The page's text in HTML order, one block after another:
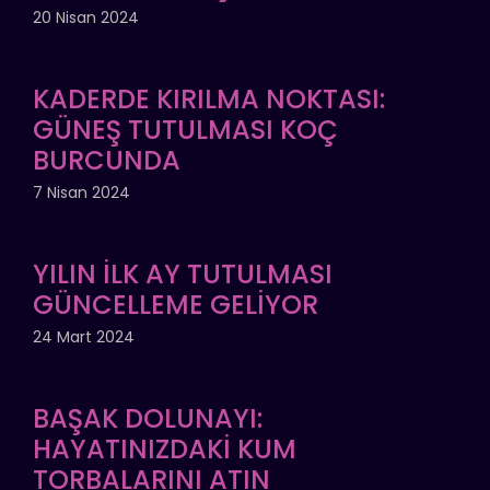
20 Nisan 2024
KADERDE KIRILMA NOKTASI:
GÜNEŞ TUTULMASI KOÇ
BURCUNDA
7 Nisan 2024
YILIN İLK AY TUTULMASI
GÜNCELLEME GELİYOR
24 Mart 2024
BAŞAK DOLUNAYI:
HAYATINIZDAKİ KUM
TORBALARINI ATIN